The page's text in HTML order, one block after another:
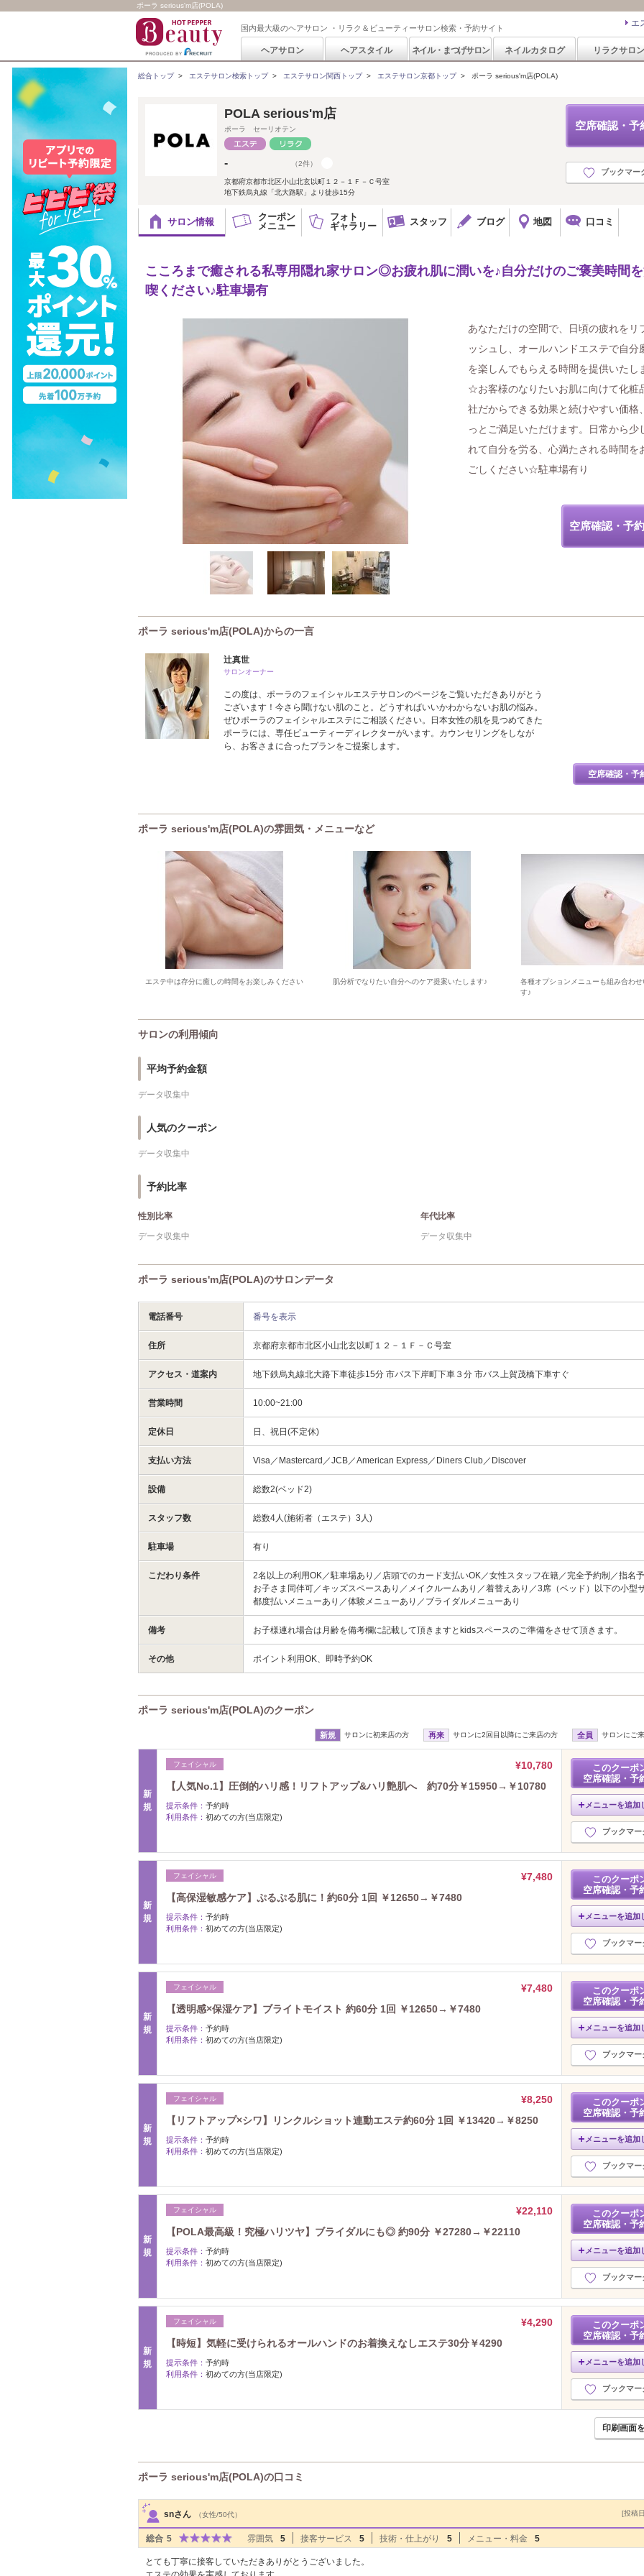
ポーラ serious'm店(POLA)
国内最大級のヘアサロン ・リラク＆ビューティーサロン検索・予約サイト エ
ヘアサロン ヘアスタイル ネイル・まつげサロン ネイルカタログ リラクサロン
総合トップ> エステサロン検索トップ> エステサロン関西トップ> エステサロン京都トップ> ポーラ serious'm店(POLA)
空席確認・予
ブックマー
POLA serious'm店
ポーラ セーリオテン
- （2件）
京都府京都市北区小山北玄以町１２－１Ｆ－Ｃ号室
地下鉄烏丸線「北大路駅」より徒歩15分
サロン情報
クーポン
メニュー
フォト
ギャラリー
スタッフ ブログ 地図 口コミ
こころまで癒される私専用隠れ家サロン◎お疲れ肌に潤いを♪自分だけのご褒美時間
喫ください♪駐車場有
あなただけの空間で、日頃の疲れをリ
ッシュし、オールハンドエステで自分
を楽しんでもらえる時間を提供いたし
☆お客様のなりたいお肌に向けて化粧
社だからできる効果と続けやすい価格
っとご満足いただけます。日常から少
れて自分を労る、心満たされる時間を
ごしください☆駐車場有り
空席確認・予
ポーラ serious'm店(POLA)からの一言
辻真世
サロンオーナー
この度は、ポーラのフェイシャルエステサロンのページをご覧いただきありがとう
ございます！今さら聞けない肌のこと。どうすればいいかわからないお肌の悩み。
ぜひポーラのフェイシャルエステにご相談ください。日本女性の肌を見つめてきた
ポーラには、専任ビューティーディレクターがいます。カウンセリングをしなが
ら、お客さまに合ったプランをご提案します。
空席確認・予
ポーラ serious'm店(POLA)の雰囲気・メニューなど
エステ中は存分に癒しの時間をお楽しみください 肌分析でなりたい自分へのケア提案いたします♪
各種オプションメニューも組み合わ
す♪
サロンの利用傾向
平均予約金額
データ収集中
人気のクーポン
データ収集中
予約比率
性別比率
データ収集中
年代比率
データ収集中
ポーラ serious'm店(POLA)のサロンデータ
電話番号 番号を表示
住所 京都府京都市北区小山北玄以町１２－１Ｆ－Ｃ号室
アクセス・道案内 地下鉄烏丸線北大路下車徒歩15分 市バス下岸町下車３分 市バス上賀茂橋下車すぐ
営業時間 10:00~21:00
定休日 日、祝日(不定休)
支払い方法 Visa／Mastercard／JCB／American Express／Diners Club／Discover
設備 総数2(ベッド2)
スタッフ数 総数4人(施術者（エステ）3人)
駐車場 有り
こだわり条件
2名以上の利用OK／駐車場あり／店頭でのカード支払いOK／女性スタッフ在籍／完全予約制／指名
お子さま同伴可／キッズスペースあり／メイクルームあり／着替えあり／3席（ベッド）以下の小型
都度払いメニューあり／体験メニューあり／ブライダルメニューあり
備考 お子様連れ場合は月齢を備考欄に記載して頂きますとkidsスペースのご準備をさせて頂きます。
その他 ポイント利用OK、即時予約OK
ポーラ serious'm店(POLA)のクーポン
新規 サロンに初来店の方 再来 サロンに2回目以降にご来店の方 全員 サロンにご
新
規
フェイシャル
¥10,780
【人気No.1】圧倒的ハリ感！リフトアップ&ハリ艶肌へ 約70分￥15950→￥10780
提示条件： 予約時
利用条件： 初めての方(当店限定)
このクーポ
空席確認・予
メニューを追加
ブックマー
新
規
フェイシャル
¥7,480
【高保湿敏感ケア】ぷるぷる肌に！約60分 1回 ￥12650→￥7480
提示条件： 予約時
利用条件： 初めての方(当店限定)
このクーポ
空席確認・予
メニューを追加
ブックマー
新
規
フェイシャル
¥7,480
【透明感×保湿ケア】ブライトモイスト 約60分 1回 ￥12650→￥7480
提示条件： 予約時
利用条件： 初めての方(当店限定)
このクーポ
空席確認・予
メニューを追加
ブックマー
新
規
フェイシャル
¥8,250
【リフトアップ×シワ】リンクルショット連動エステ約60分 1回 ￥13420→￥8250
提示条件： 予約時
利用条件： 初めての方(当店限定)
このクーポ
空席確認・予
メニューを追加
ブックマー
新
規
フェイシャル
¥22,110
【POLA最高級！究極ハリツヤ】ブライダルにも◎ 約90分 ￥27280→￥22110
提示条件： 予約時
利用条件： 初めての方(当店限定)
このクーポ
空席確認・予
メニューを追加
ブックマー
新
規
フェイシャル
¥4,290
【時短】気軽に受けられるオールハンドのお着換えなしエステ30分￥4290
提示条件： 予約時
利用条件： 初めての方(当店限定)
このクーポ
空席確認・予
メニューを追加
ブックマー
印刷画面
ポーラ serious'm店(POLA)の口コミ
サロンPick Up
snさん
（女性/50代） [投稿
総合 5 雰囲気 5 接客サービス 5 技術・仕上がり 5 メニュー・料金 5
とても丁寧に接客していただきありがとうございました。